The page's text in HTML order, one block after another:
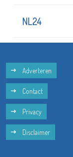
NL24
Adverteren
Contact
Privacy
Disclaimer